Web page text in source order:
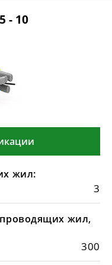
- 10
жил:
3
жил,
300